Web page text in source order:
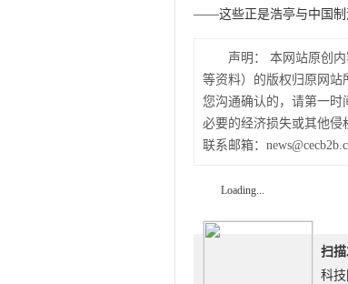
——这些正是浩亭与中国制
声明：
本网站原创
等资料）的版权归原网站
您沟通确认的，请第一时
必要的经济损失或其他侵
联系邮箱：
Loading...
扫
科